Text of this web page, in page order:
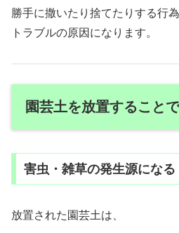
勝手に撒いたり捨てたりする行
トラブルの原因になります。
園芸土を放置すること
害虫・雑草の発生源になる
放置された園芸土は、